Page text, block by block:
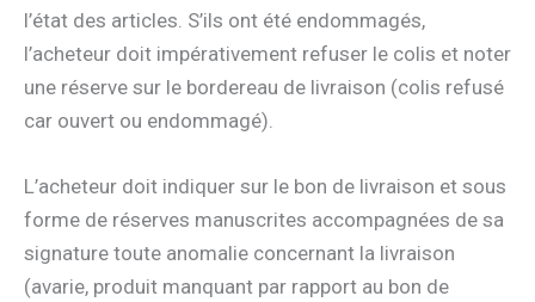
l’état des articles. S’ils ont été endommagés,
l’acheteur doit impérativement refuser le colis et noter
une réserve sur le bordereau de livraison (colis refusé
car ouvert ou endommagé).
L’acheteur doit indiquer sur le bon de livraison et sous
forme de réserves manuscrites accompagnées de sa
signature toute anomalie concernant la livraison
(avarie, produit manquant par rapport au bon de